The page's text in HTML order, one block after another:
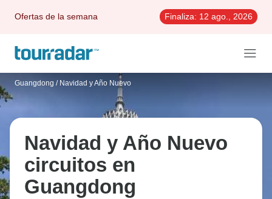
Ofertas de la semana Finaliza: 12 ago., 2026
Guangdong / Navidad y Año Nuevo
Navidad y Año Nuevo
circuitos en
Guangdong